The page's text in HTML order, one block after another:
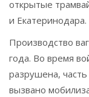
открытые
и Екатеринодара.
Производство
года. Во время
разрушена,
вызвано